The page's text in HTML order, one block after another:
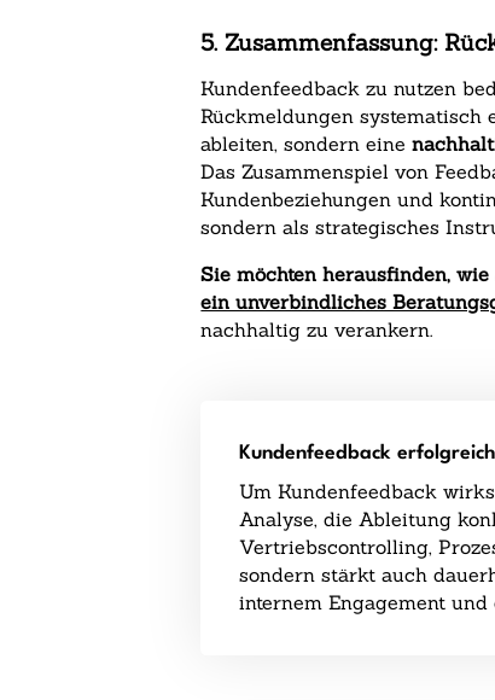
5. Zusammenfassung:
Kundenfeedback zu nutzen
Rückmeldungen
ableiten, sondern eine
Das Zusammenspiel von
Kundenbeziehungen und
sondern als strategisches
Sie möchten herausfinden,
ein unverbindliches
nachhaltig zu verankern.
Kundenfeedback
Um Kundenfeedback
Analyse, die Ableitung
Vertriebscontrolling,
sondern stärkt auch
internem Engagement